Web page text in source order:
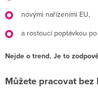
novými nařízeními EU,
a rostoucí poptávkou
Nejde o trend. Je to
Můžete pracovat bez